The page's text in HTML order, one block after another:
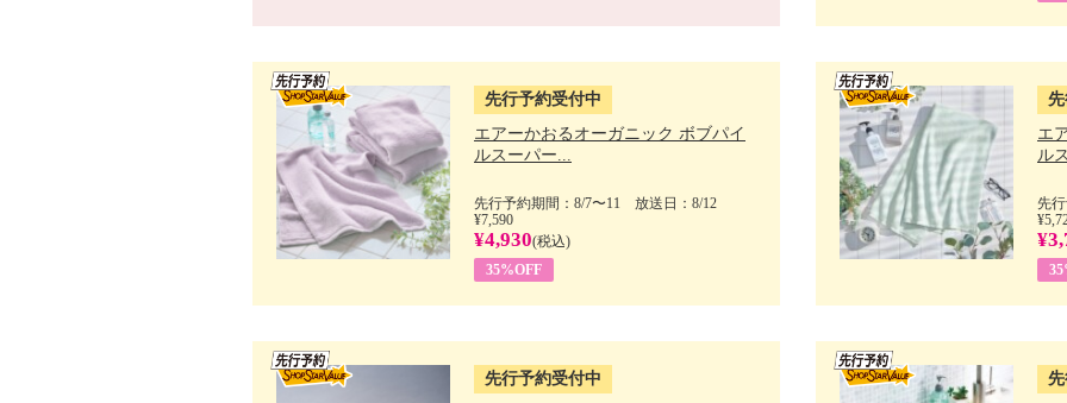
先行予約受付中
エアーかおるオーガニック ボブパイ
ルスーパー...
先行予約期間：8/7〜11 放送日：8/12
¥7,590
¥4,930(税込)
35%OFF
エ
ル
先
先行予約受付中